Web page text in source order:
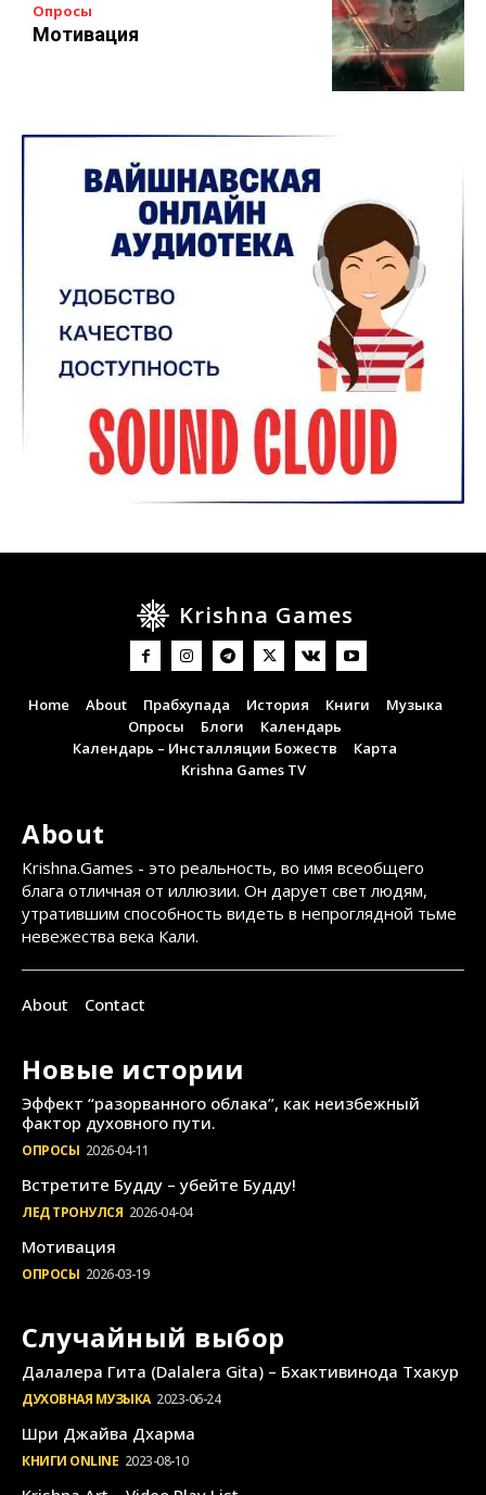
Опросы
Мотивация
Krishna Games
Home About Прабхупада История Книги
Музыка
Опросы
Блоги
Календарь
Календарь – Инсталляции Божеств
Карта
Krishna Games TV
About
Krishna.Games - это реальность, во имя всеобщего
блага отличная от иллюзии. Он дарует свет людям,
утратившим способность видеть в непроглядной тьме
невежества века Кали.
About Contact
Новые истории
Эффект “разорванного облака”, как неизбежный
фактор духовного пути.
ОПРОСЫ 2026-04-11
Встретите Будду – убейте Будду!
ЛЕД ТРОНУЛСЯ 2026-04-04
Мотивация
ОПРОСЫ 2026-03-19
Случайный выбор
Далалера Гита (Dalalera Gita) – Бхактивинода Тхакур
ДУХОВНАЯ МУЗЫКА 2023-06-24
Шри Джайва Дхарма
КНИГИ ONLINE 2023-08-10